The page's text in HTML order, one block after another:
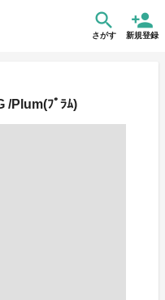
さがす 新規登録
/Plum(ﾌﾟﾗﾑ)